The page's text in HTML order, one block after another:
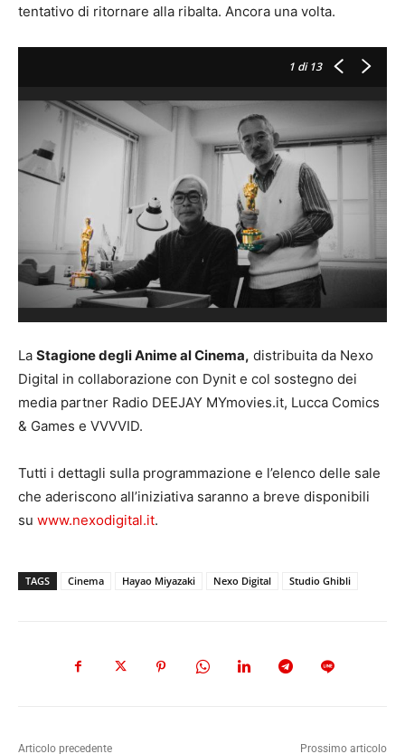
tentativo di ritornare alla ribalta. Ancora una volta.
1 di 13
La Stagione degli Anime al Cinema, distribuita da Nexo
Digital in collaborazione con Dynit e col sostegno dei
media partner Radio DEEJAY MYmovies.it, Lucca Comics
& Games e VVVVID.
Tutti i dettagli sulla programmazione e l’elenco delle sale
che aderiscono all’iniziativa saranno a breve disponibili
su www.nexodigital.it.
TAGS Cinema Hayao Miyazaki Nexo Digital Studio Ghibli
Articolo precedente Prossimo articolo